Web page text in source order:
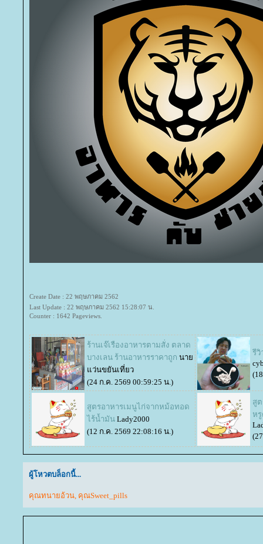
Create Date : 22 พฤษภาคม 2562
Last Update : 22 พฤษภาคม 2562 15:28:07 น.
Counter : 1642 Pageviews.
ร้านเจ๊เรืองอาหารตามสั่ง ตลาด
บางเลน ร้านอาหารราคาถูก นา
ว่นขยันเที่ยว
(24 ก.ค. 2569 00:59:25 น.)
รีวิ
สูตรอาหารเมนูไก่จากหม้อทอด
ไร้น้ำมัน Lady2000
(12 ก.ค. 2569 22:08:16 น.)
สู
ห
ผู้โหวตบล็อกนี้...
คุณทนายอ้วน, คุณSweet_pills